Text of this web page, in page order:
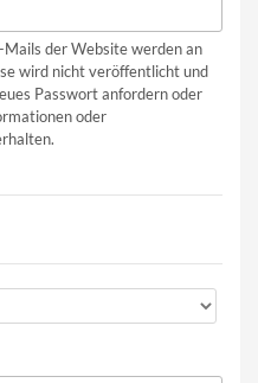
der Website werden an
wird nicht veröffentlicht und
Passwort anfordern oder
oder